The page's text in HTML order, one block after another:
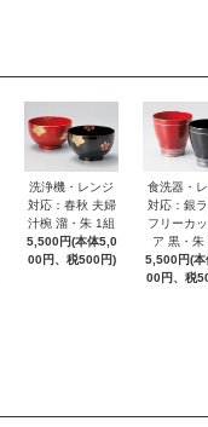
洗浄機・レンジ
対応：春秋 夫婦
汁椀 溜・朱 1組
5,500円(本体5,0
00円、税500円)
食洗器・
対応：銀
フリーカ
ア 黒・朱
5,500円(本
00円、税